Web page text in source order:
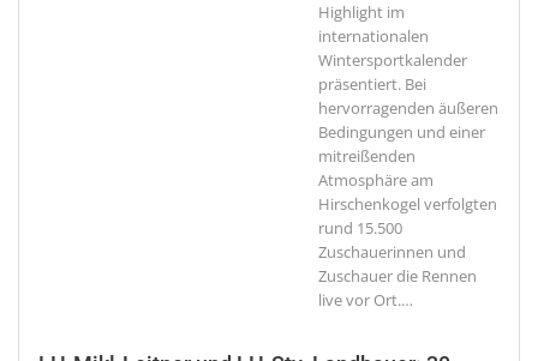
Highlight im
internationalen
Wintersportkalender
präsentiert. Bei
hervorragenden äußeren
Bedingungen und einer
mitreißenden
Atmosphäre am
Hirschenkogel verfolgten
rund 15.500
Zuschauerinnen und
Zuschauer die Rennen
live vor Ort.…